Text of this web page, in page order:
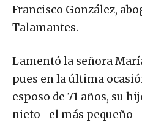
Francisco González,
Talamantes.
Lamentó la señora
pues en la última
esposo de 71 años, su
nieto -el más pequeño-